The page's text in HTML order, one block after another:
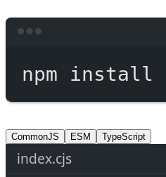
npm install
CommonJS ESM TypeScript
index.cjs